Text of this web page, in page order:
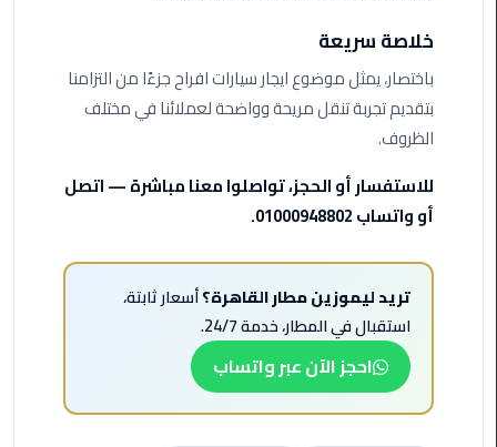
ليموزين
مرسى
مطروح
ليموزين
مطار
ليموزين
خلاصة سريعة
باختصار، يمثل موضوع ايجار سيارات افراح جزءًا من التزامنا
بتقديم تجربة تنقل مريحة وواضحة لعملائنا في مختلف
الظروف.
للاستفسار أو الحجز، تواصلوا معنا مباشرة — اتصل
أو واتساب 01000948802.
تريد ليموزين مطار القاهرة؟أسعار ثابتة،
استقبال في المطار، خدمة 24/7.
احجز الآن عبر واتساب